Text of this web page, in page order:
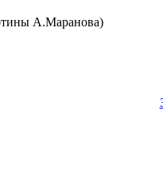
А.Маранова)